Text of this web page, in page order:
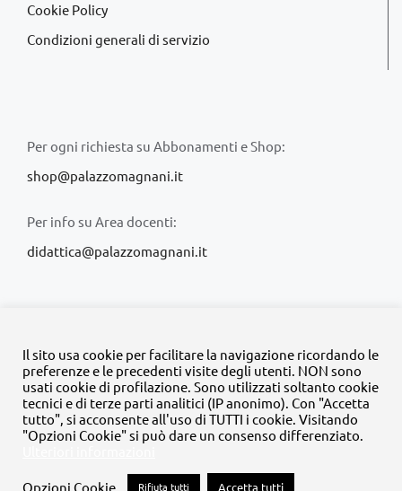
Cookie Policy
Condizioni generali di servizio
Per ogni richiesta su Abbonamenti e Shop:
shop@palazzomagnani.it
Per info su Area docenti:
didattica@palazzomagnani.it
© Copyright 2020 -2026 | Tutti i diritti riservati | MyFpm è un
progetto dellaFondazione Palazzo Magnani
FacebookInstagram
TwitterLinkedInYouTube
Il sito usa cookie per facilitare la navigazione ricordando le
preferenze e le precedenti visite degli utenti. NON sono
usati cookie di profilazione. Sono utilizzati soltanto cookie
tecnici e di terze parti analitici (IP anonimo). Con "Accetta
tutto", si acconsente all'uso di TUTTI i cookie. Visitando
"Opzioni Cookie" si può dare un consenso differenziato.
Opzioni Cookie Rifiuta tutti Accetta tutti